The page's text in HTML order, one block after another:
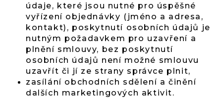
údaje, které jsou nutné pro úspěšné
vyřízení objednávky (jméno a adresa,
kontakt), poskytnutí osobních údajů je
nutným požadavkem pro uzavření a
plnění smlouvy, bez poskytnutí
osobních údajů není možné smlouvu
uzavřít či jí ze strany správce plnit,
zasílání obchodních sdělení a činění
dalších marketingových aktivit.